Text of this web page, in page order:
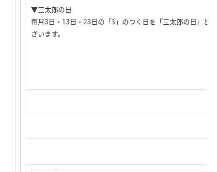
▼三太郎の日
毎月3日・13日・23日の「3」のつく日を「三太郎の日」と
ざいます。